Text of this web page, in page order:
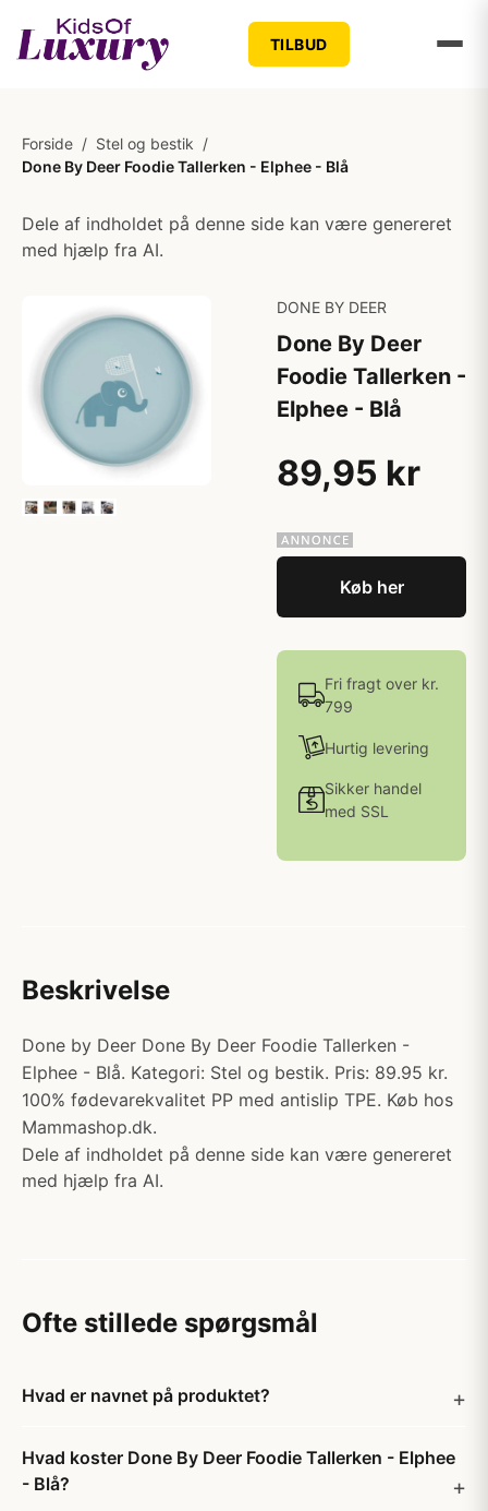
TILBUD
Forside / Stel og bestik /
Done By Deer Foodie Tallerken - Elphee - Blå
Dele af indholdet på denne side kan være genereret
med hjælp fra AI.
DONE BY DEER
Done By Deer
Foodie Tallerken -
Elphee - Blå
89,95 kr
Køb her
Fri fragt over kr.
799
Hurtig levering
Sikker handel
med SSL
Beskrivelse
Done by Deer Done By Deer Foodie Tallerken -
Elphee - Blå. Kategori: Stel og bestik. Pris: 89.95 kr.
100% fødevarekvalitet PP med antislip TPE. Køb hos
Mammashop.dk.
Dele af indholdet på denne side kan være genereret
med hjælp fra AI.
Ofte stillede spørgsmål
Hvad er navnet på produktet?
Hvad koster Done By Deer Foodie Tallerken - Elphee
- Blå?